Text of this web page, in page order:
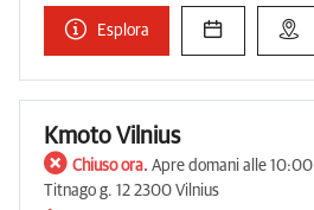
Esplora
Kmoto Vilnius
Chiuso ora. Apre domani alle 10:00
Titnago g. 12 2300 Vilnius